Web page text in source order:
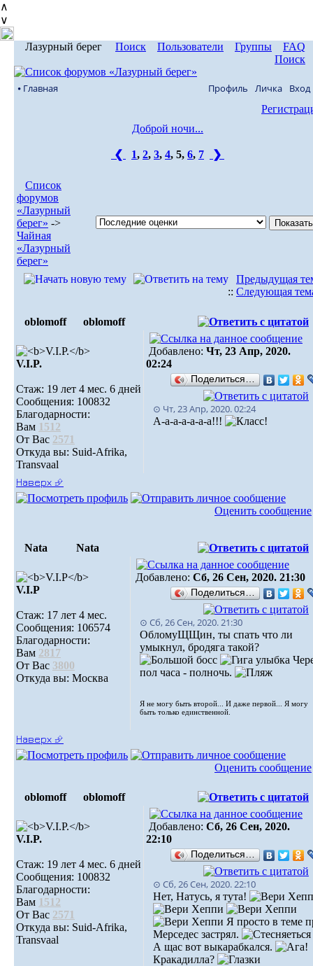
∧
∨
Лазурный берег Поиск Пользователи Группы
FAQ
Поиск
⦁ Главная Профиль Личка Вход
Доброй ночи...
❮ 1, 2, 3, 4, 5, 6, 7 ❯
Список
форумов
«Лазурный
берег» ->
Чайная
«Лазурный
берег»
Предыдущая
:: Следующая
oblomoff oblomoff
V.I.P.
Стаж: 19 лет 4 мес. 6 дней
Сообщения: 100832
Благодарности:
Вам 1512
От Вас 2571
Откуда вы: Suid-Afrika,
Transvaal
Добавлено: Чт, 23 Апр, 2020.
02:24
Поделиться…
⊙ Чт, 23 Апр, 2020. 02:24
А-а-а-а-а-а-а!!!
Наверх ⮵
Оценить сообщение
Nata Nata
V.I.Р
Стаж: 17 лет 4 мес.
Сообщения: 106574
Благодарности:
Вам 2817
От Вас 3800
Откуда вы: Москва
Добавлено: Сб, 26 Сен, 2020. 21:30
Поделиться…
⊙ Сб, 26 Сен, 2020. 21:30
ОбломуЩЩин, ты спать что ли
умыкнул, бродяга такой?
пол часа - полночь.
Я не могу быть второй... И даже первой... Я могу
быть только единственной.
Наверх ⮵
Оценить сообщение
oblomoff oblomoff
V.I.P.
Стаж: 19 лет 4 мес. 6 дней
Сообщения: 100832
Благодарности:
Вам 1512
От Вас 2571
Откуда вы: Suid-Afrika,
Transvaal
Добавлено: Сб, 26 Сен, 2020.
22:10
Поделиться…
⊙ Сб, 26 Сен, 2020. 22:10
Нет, Натусь, я тута!
Я просто в теме
Мерседес застрял.
А щас вот выкарабкался.
Кракадилла?